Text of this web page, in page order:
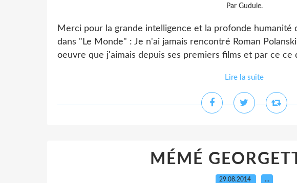
Par Gudule.
Merci pour la grande intelligence et la profonde
dans "Le Monde" : Je n'ai jamais rencontré Roman
oeuvre que j'aimais depuis ses premiers films et par ce ce
Lire la suite
MÉMÉ
29.08.2014 …